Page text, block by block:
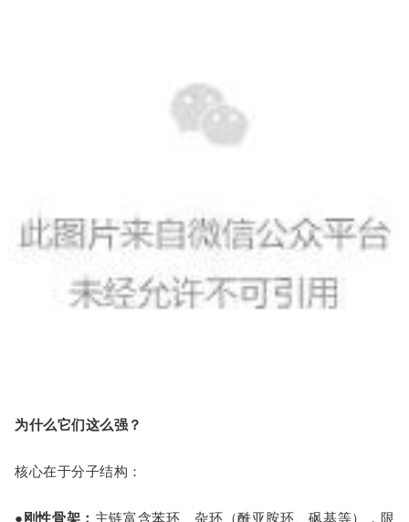
为什么它们这么强？
核心在于分子结构：
● 刚性骨架 ： 主链富含苯环、杂环（酰亚胺环、砜基等），限